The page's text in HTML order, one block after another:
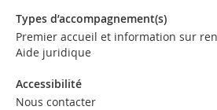
Types d’accompagnement(s)
Premier accueil et information sur
Aide juridique
Accessibilité
Nous contacter